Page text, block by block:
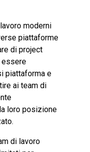
moderni
piattaforme
di project
essere
piattaforma e
ai team di
loro posizione
di lavoro